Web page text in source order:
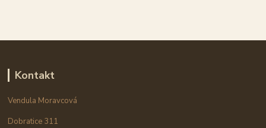
Kontakt
Vendula Moravcová
Dobratice 311